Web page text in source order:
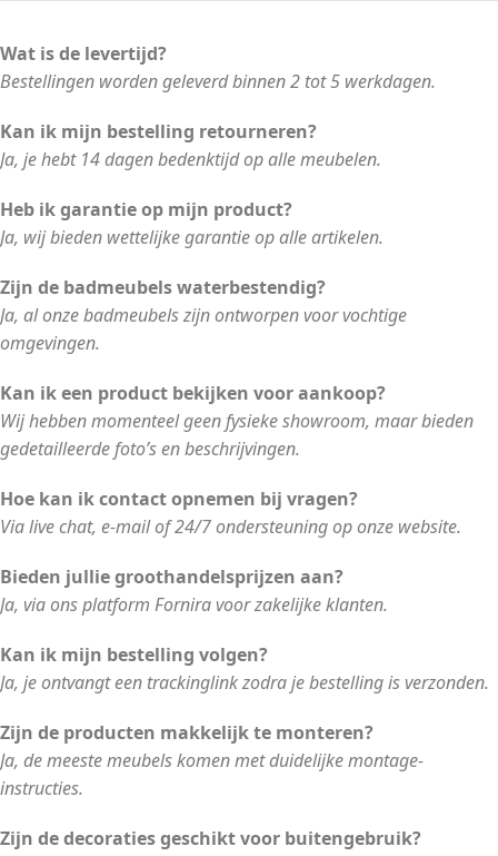
Wat is de levertijd?
Bestellingen worden geleverd binnen 2 tot 5 werkdagen.
Kan ik mijn bestelling retourneren?
Ja, je hebt 14 dagen bedenktijd op alle meubelen.
Heb ik garantie op mijn product?
Ja, wij bieden wettelijke garantie op alle artikelen.
Zijn de badmeubels waterbestendig?
Ja, al onze badmeubels zijn ontworpen voor vochtige
omgevingen.
Kan ik een product bekijken voor aankoop?
Wij hebben momenteel geen fysieke showroom, maar bieden
gedetailleerde foto’s en beschrijvingen.
Hoe kan ik contact opnemen bij vragen?
Via live chat, e-mail of 24/7 ondersteuning op onze website.
Bieden jullie groothandelsprijzen aan?
Ja, via ons platform Fornira voor zakelijke klanten.
Kan ik mijn bestelling volgen?
Ja, je ontvangt een trackinglink zodra je bestelling is verzonden.
Zijn de producten makkelijk te monteren?
Ja, de meeste meubels komen met duidelijke montage-
instructies.
Zijn de decoraties geschikt voor buitengebruik?